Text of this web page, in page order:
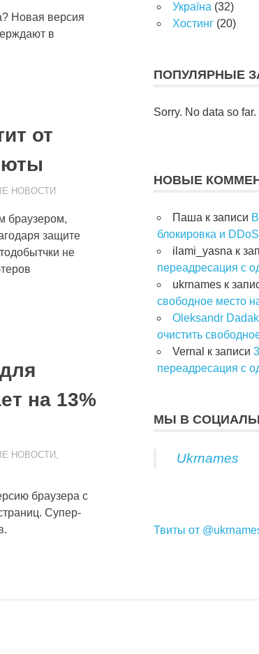
Новая версия
в
от
НОВОСТИ
браузером,
защите
не
на 13%
НОВОСТИ,
браузера с
Супер-
Україна (32)
Хостинг (20)
ПОПУЛЯРНЫЕ
Sorry. No data so far.
НОВЫЕ
Паша к записи
блокировка и
ilami_yasna к
переадресация с
ukrnames к
свободное место
Oleksandr Dadak
очистить
Vernal к записи
переадресация с
МЫ В
Ukrnames
Твиты от